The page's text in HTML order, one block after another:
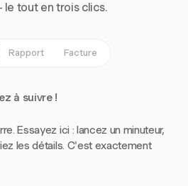
tout en trois clics.
Rapport Facture
à suivre !
Essayez ici : lancez un minuteur,
les détails. C'est exactement